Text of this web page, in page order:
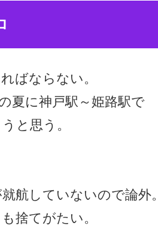
ばならない。
夏に神戸駅～姫路駅で
と思う。
航していないので論外。
捨てがたい。